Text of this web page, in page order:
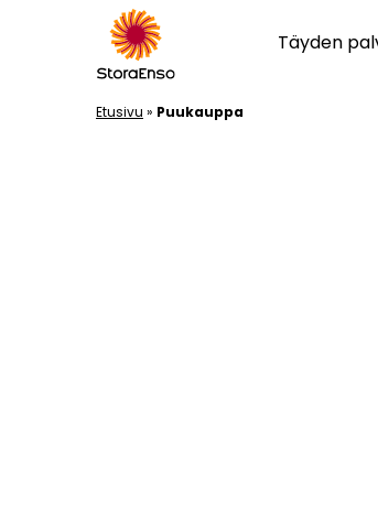
Täyden
Etusivu » Puukauppa